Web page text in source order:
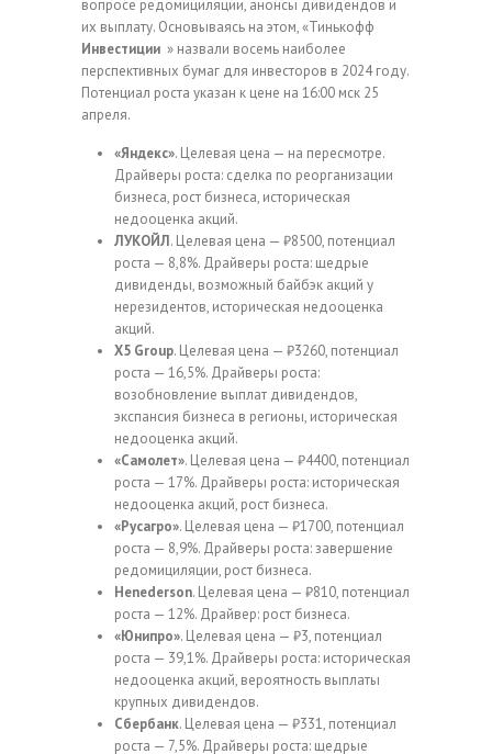
вопросе редомициляции, анонсы дивидендов и
их выплату. Основываясь на этом, «Тинькофф
Инвестиции » назвали восемь наиболее
перспективных бумаг для инвесторов в 2024 году.
Потенциал роста указан к цене на 16:00 мск 25
апреля.
«Яндекс». Целевая цена — на пересмотре.
Драйверы роста: сделка по реорганизации
бизнеса, рост бизнеса, историческая
недооценка акций.
ЛУКОЙЛ. Целевая цена — ₽8500, потенциал
роста — 8,8%. Драйверы роста: щедрые
дивиденды, возможный байбэк акций у
нерезидентов, историческая недооценка
акций.
X5 Group. Целевая цена — ₽3260, потенциал
роста — 16,5%. Драйверы роста:
возобновление выплат дивидендов,
экспансия бизнеса в регионы, историческая
недооценка акций.
«Самолет». Целевая цена — ₽4400, потенциал
роста — 17%. Драйверы роста: историческая
недооценка акций, рост бизнеса.
«Русагро». Целевая цена — ₽1700, потенциал
роста — 8,9%. Драйверы роста: завершение
редомициляции, рост бизнеса.
Henederson. Целевая цена — ₽810, потенциал
роста — 12%. Драйвер: рост бизнеса.
«Юнипро». Целевая цена — ₽3, потенциал
роста — 39,1%. Драйверы роста: историческая
недооценка акций, вероятность выплаты
крупных дивидендов.
Сбербанк. Целевая цена — ₽331, потенциал
роста — 7,5%. Драйверы роста: щедрые